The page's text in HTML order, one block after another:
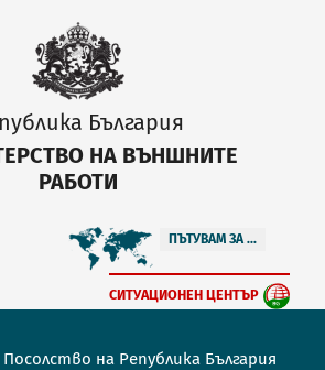
България
НА ВЪНШНИТЕ
РАБОТИ
ПЪТУВАМ ЗА ...
СИТУАЦИОНЕН ЦЕНТЪР
на Република България